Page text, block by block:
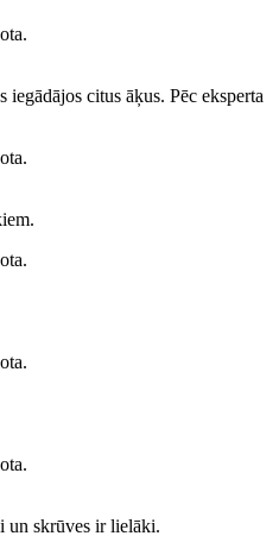
citus āķus. Pēc eksperta
un skrūves ir lielāki.